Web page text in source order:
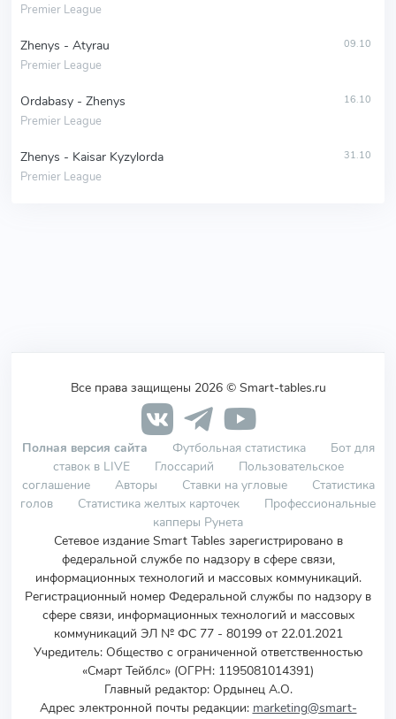
Premier League
Zhenys - Atyrau
Premier League
09.10
Ordabasy - Zhenys
Premier League
16.10
Zhenys - Kaisar Kyzylorda
Premier League
31.10
Все права защищены 2026 © Smart-tables.ru
Полная версия сайта Футбольная статистика
Бот для
ставок в LIVE
Глоссарий
Пользовательское
соглашение
Авторы Ставки на угловые
Статистика
голов
Статистика желтых карточек
Профессиональные
капперы Рунета
Сетевое издание Smart Tables зарегистрировано в
федеральной службе по надзору в сфере связи,
информационных технологий и массовых коммуникаций.
Регистрационный номер Федеральной службы по надзору в
сфере связи, информационных технологий и массовых
коммуникаций ЭЛ № ФС 77 - 80199 от 22.01.2021
Учредитель: Общество с ограниченной ответственностью
«Смарт Тейблс» (ОГРН: 1195081014391)
Главный редактор: Ордынец А.О.
Адрес электронной почты редакции: marketing@smart-